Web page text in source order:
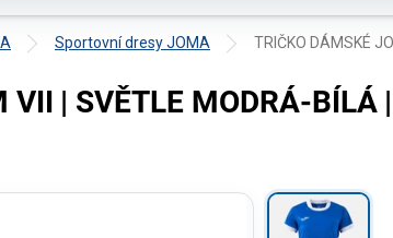
Sportovní dresy JOMA TRIČKO DÁMSKÉ
VII | SVĚTLE MODRÁ-BÍLÁ